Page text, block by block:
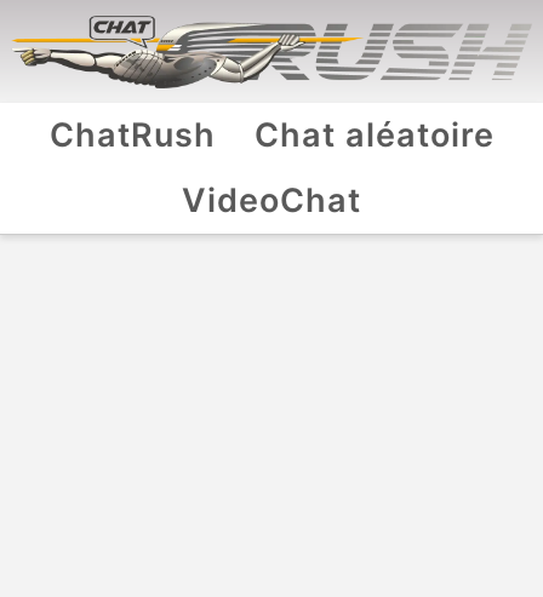
ChatRush
Chat aléatoire
VideoChat